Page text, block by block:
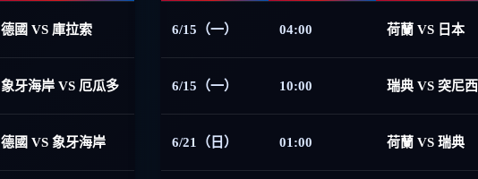
德國 VS 庫拉索
象牙海岸 VS 厄瓜多
德國 VS 象牙海岸
6/15（一） 04:00 荷蘭 VS 日本
6/15（一） 10:00 瑞典 VS 突尼
6/21（日） 01:00 荷蘭 VS 瑞典